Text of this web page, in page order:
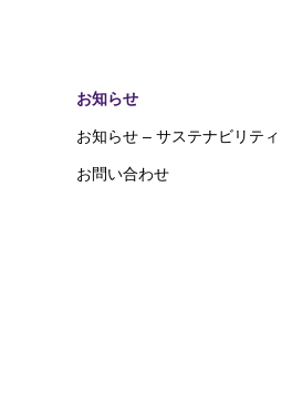
お知らせ
お知らせ – サステナビリティ
お問い合わせ